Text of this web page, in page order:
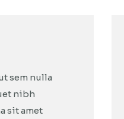
sem nulla
nibh
sit amet